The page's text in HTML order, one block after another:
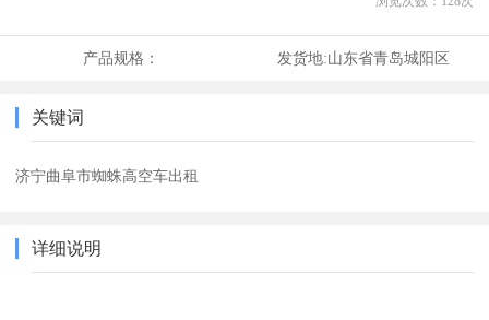
产品规格： 发货地:山东省青岛城阳区
关键词
济宁曲阜市蜘蛛高空车出租
详细说明